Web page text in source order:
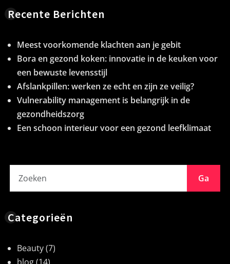
Recente Berichten
Meest voorkomende klachten aan je gebit
Bora en gezond koken: innovatie in de keuken voor
een bewuste levensstijl
Afslankpillen: werken ze echt en zijn ze veilig?
Vulnerability management is belangrijk in de
gezondheidszorg
Een schoon interieur voor een gezond leefklimaat
Ga
Categorieën
Beauty(7)